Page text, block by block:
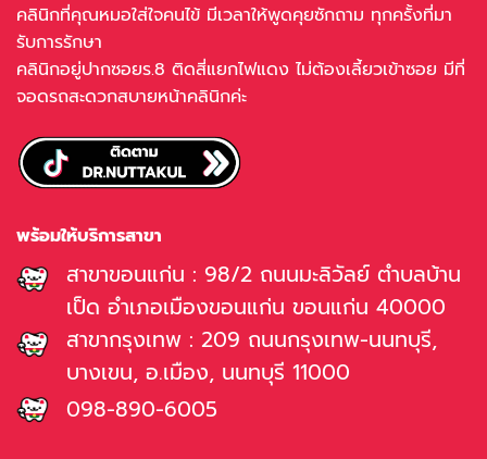
คลินิกที่คุณหมอใส่ใจคนไข้ มีเวลาให้พูดคุยซักถาม ทุกครั้งที่มา
รับการรักษา
คลินิกอยู่ปากซอยร.8 ติดสี่แยกไฟแดง ไม่ต้องเลี้ยวเข้าซอย มีที่
จอดรถสะดวกสบายหน้าคลินิกค่ะ
พร้อมให้บริการสาขา
สาขาขอนแก่น : 98/2 ถนนมะลิวัลย์ ตำบลบ้าน
เป็ด อำเภอเมืองขอนแก่น ขอนแก่น 40000
สาขากรุงเทพ : 209 ถนนกรุงเทพ-นนทบุรี,
บางเขน, อ.เมือง, นนทบุรี 11000
098-890-6005